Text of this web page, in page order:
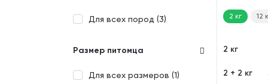
Для всех пород (3)
Размер питомца
Для всех размеров (1)
пищевой
оленина,
2 кг 12
2 кг
2 + 2 кг